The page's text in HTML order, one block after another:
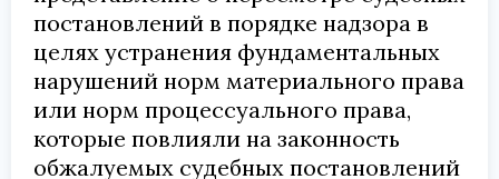
постановлений в порядке надзора в
целях устранения фундаментальных
нарушений норм материального права
или норм процессуального права,
которые повлияли на законность
обжалуемых судебных постановлений